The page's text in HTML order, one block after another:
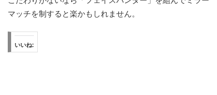
マッチを制すると楽かもしれません。
いいね: